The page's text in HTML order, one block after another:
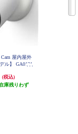
Cam 屋内屋外
ル】 GA0131
(税込)
庫残りわず